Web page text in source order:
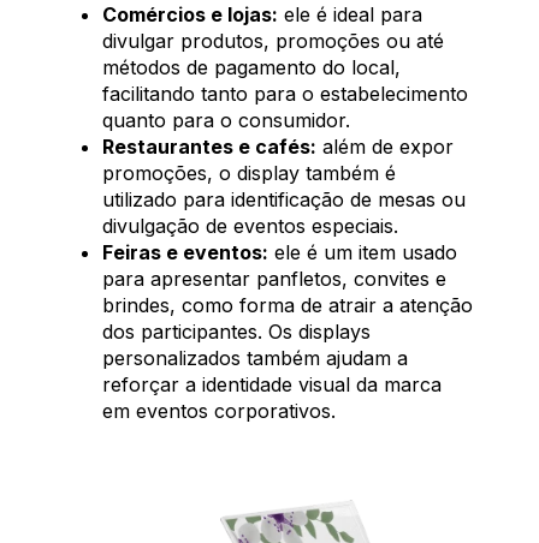
Comércios e lojas: ele é ideal para
divulgar produtos, promoções ou até
métodos de pagamento do local,
facilitando tanto para o estabelecimento
quanto para o consumidor.
Restaurantes e cafés: além de expor
promoções, o display também é
utilizado para identificação de mesas ou
divulgação de eventos especiais.
Feiras e eventos: ele é um item usado
para apresentar panfletos, convites e
brindes, como forma de atrair a atenção
dos participantes. Os displays
personalizados também ajudam a
reforçar a identidade visual da marca
em eventos corporativos.